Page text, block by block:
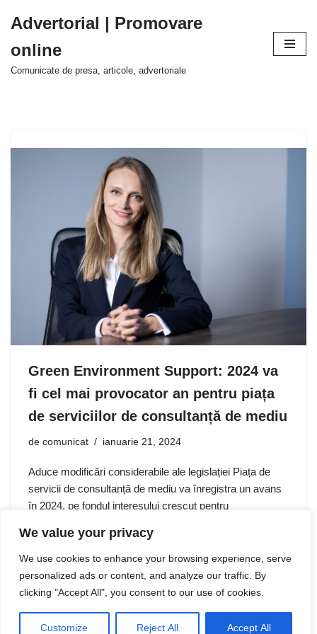
We value your privacy
We use cookies to enhance your browsing experience, serve
personalized ads or content, and analyze our traffic. By
clicking "Accept All", you consent to our use of cookies.
Customize Reject All Accept All
la
conținut
Advertorial | Promovare
online
Comunicate de presa, articole, advertoriale
Green Environment Support: 2024 va
fi cel mai provocator an pentru piața
de serviciilor de consultanță de mediu
de comunicat ianuarie 21, 2024
Aduce modificări considerabile ale legislației Piața de
servicii de consultanță de mediu va înregistra un avans
în 2024, pe fondul interesului crescut pentru
de mediu în vederea evitării amenzilor…